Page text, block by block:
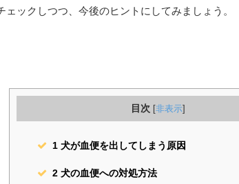
ェックしつつ、今後のヒントにしてみましょう。
目次 [非表示]
1 犬が血便を出してしまう原因
2 犬の血便への対処方法